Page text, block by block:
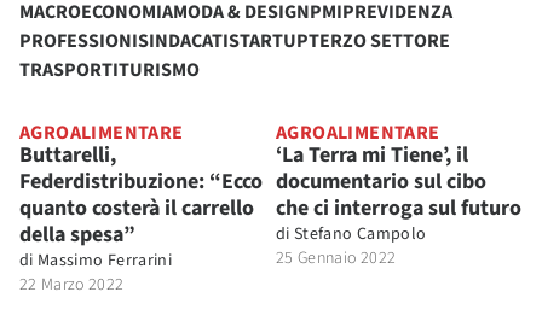
MACROECONOMIAMODA & DESIGNPMIPREVIDENZA
PROFESSIONISINDACATISTARTUPTERZO SETTORE
TRASPORTITURISMO
AGROALIMENTARE
Buttarelli,
Federdistribuzione: “Ecco
quanto costerà il carrello
della spesa”
di Massimo Ferrarini
22 Marzo 2022
AGROALIMENTARE
‘La Terra mi Tiene’, il
documentario sul cibo
che ci interroga sul futuro
di Stefano Campolo
25 Gennaio 2022